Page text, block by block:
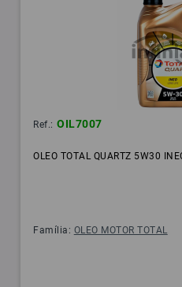
Ref.: OIL7007
OLEO TOTAL QUARTZ 5W30
Família: OLEO MOTOR TOTAL